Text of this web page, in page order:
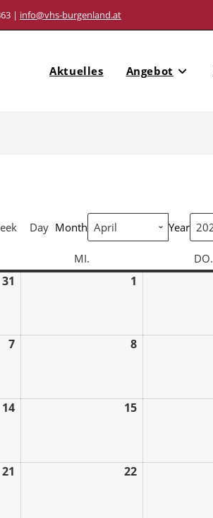
| info@vhs-burgenland.at
Aktuelles Angebot
Day Month Year
MI. DO.
31 1
7 8
14 15
21 22